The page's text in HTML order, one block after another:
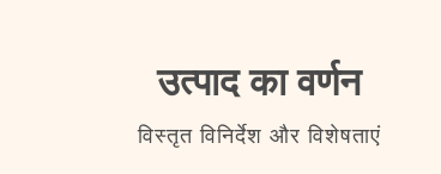
उत्पाद का वर्णन
विस्तृत विनिर्देश और विशेषताएं